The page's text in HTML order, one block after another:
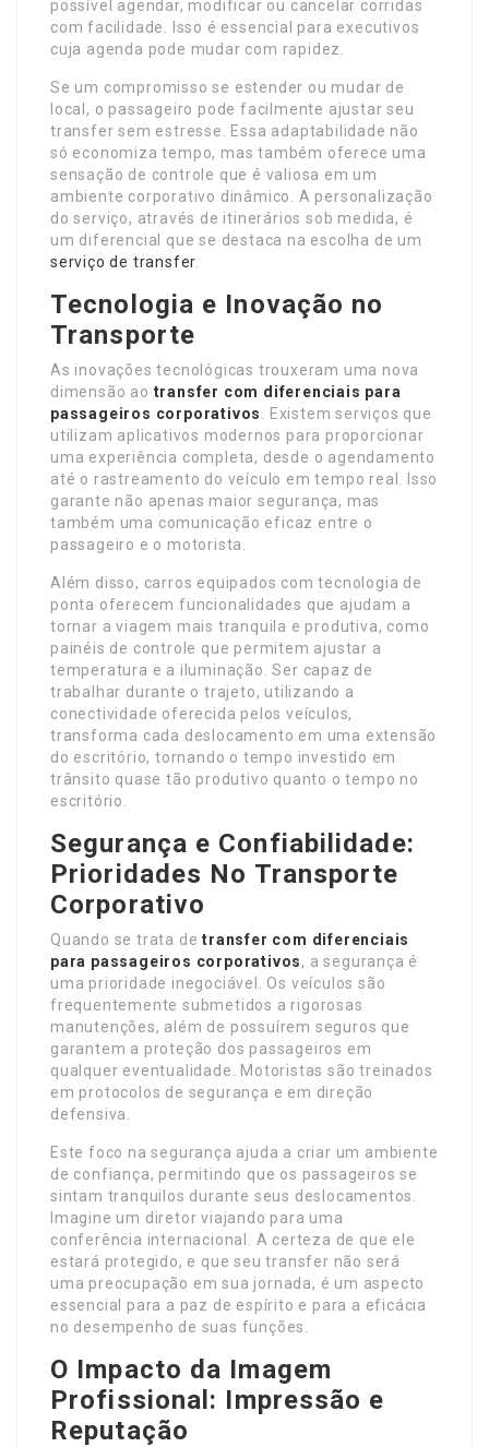
possível agendar, modificar ou cancelar corridas
com facilidade. Isso é essencial para executivos
cuja agenda pode mudar com rapidez.
Se um compromisso se estender ou mudar de
local, o passageiro pode facilmente ajustar seu
transfer sem estresse. Essa adaptabilidade não
só economiza tempo, mas também oferece uma
sensação de controle que é valiosa em um
ambiente corporativo dinâmico. A personalização
do serviço, através de itinerários sob medida, é
um diferencial que se destaca na escolha de um
serviço de transfer
Tecnologia e Inovação no
Transporte
As inovações tecnológicas trouxeram uma nova
dimensão ao transfer com diferenciais para
passageiros corporativos
. Existem serviços que
utilizam aplicativos modernos para proporcionar
uma experiência completa, desde o agendamento
até o rastreamento do veículo em tempo real. Isso
garante não apenas maior segurança, mas
também uma comunicação eficaz entre o
passageiro e o motorista.
Além disso, carros equipados com tecnologia de
ponta oferecem funcionalidades que ajudam a
tornar a viagem mais tranquila e produtiva, como
painéis de controle que permitem ajustar a
temperatura e a iluminação. Ser capaz de
trabalhar durante o trajeto, utilizando a
conectividade oferecida pelos veículos,
transforma cada deslocamento em uma extensão
do escritório, tornando o tempo investido em
trânsito quase tão produtivo quanto o tempo no
escritório.
Segurança e Confiabilidade:
Prioridades No Transporte
Corporativo
Quando se trata detransfer com diferenciais
para passageiros corporativos, a segurança é
uma prioridade inegociável. Os veículos são
frequentemente submetidos a rigorosas
manutenções, além de possuírem seguros que
garantem a proteção dos passageiros em
qualquer eventualidade. Motoristas são treinados
em protocolos de segurança e em direção
defensiva.
Este foco na segurança ajuda a criar um ambiente
de confiança, permitindo que os passageiros se
sintam tranquilos durante seus deslocamentos.
Imagine um diretor viajando para uma
conferência internacional. A certeza de que ele
estará protegido, e que seu transfer não será
uma preocupação em sua jornada, é um aspecto
essencial para a paz de espírito e para a eficácia
no desempenho de suas funções.
O Impacto da Imagem
Profissional: Impressão e
Reputação